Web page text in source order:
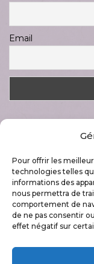
Pour offrir les
technologies telles
informations des
nous permettra de
comportement de
de ne pas consentir
effet négatif sur
Email
DERNIER
Magnifique
17 juillet 2023
+32 496 79